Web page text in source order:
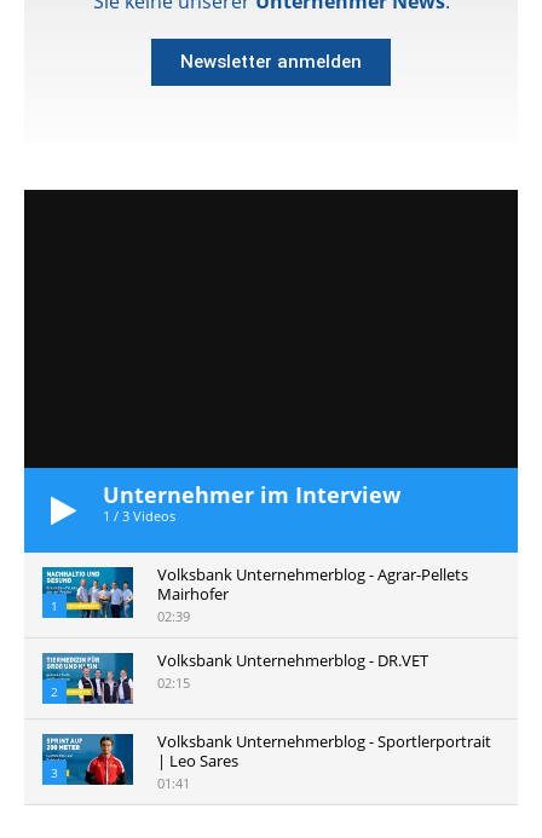
Newsletter anmelden
Unternehmer im Interview
1 / 3 Videos
1
Volksbank Unternehmerblog - Agrar-Pellets
Mairhofer
02:39
2
Volksbank Unternehmerblog - DR.VET
02:15
3
Volksbank Unternehmerblog - Sportlerportrait
| Leo Sares
01:41